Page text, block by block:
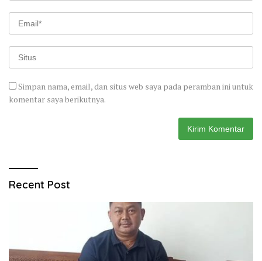
Simpan nama, email, dan situs web saya pada peramban ini untuk
komentar saya berikutnya.
Recent Post